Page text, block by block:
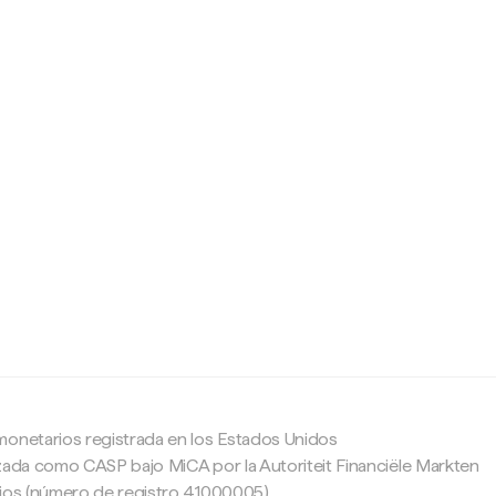
registrada en los Estados Unidos
como CASP bajo MiCA por la Autoriteit Financiële Markten